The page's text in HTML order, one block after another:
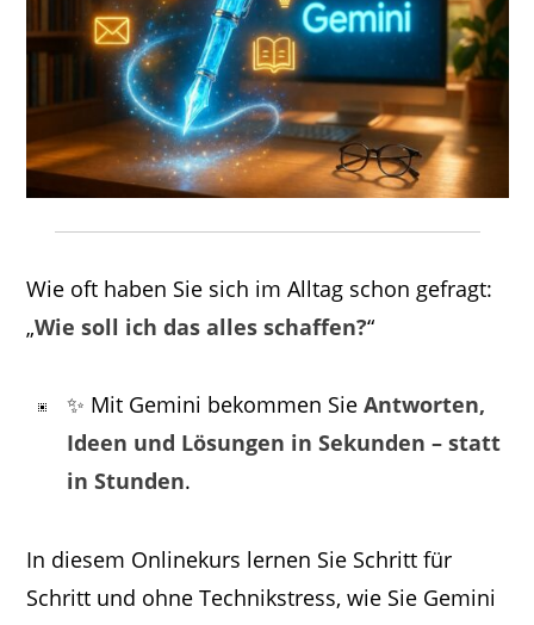
Wie oft haben Sie sich im Alltag schon gefragt:
„Wie soll ich das alles schaffen?“
✨ Mit Gemini bekommen Sie Antworten,
Ideen und Lösungen in Sekunden – statt
in Stunden.
In diesem Onlinekurs lernen Sie Schritt für
Schritt und ohne Technikstress, wie Sie Gemini